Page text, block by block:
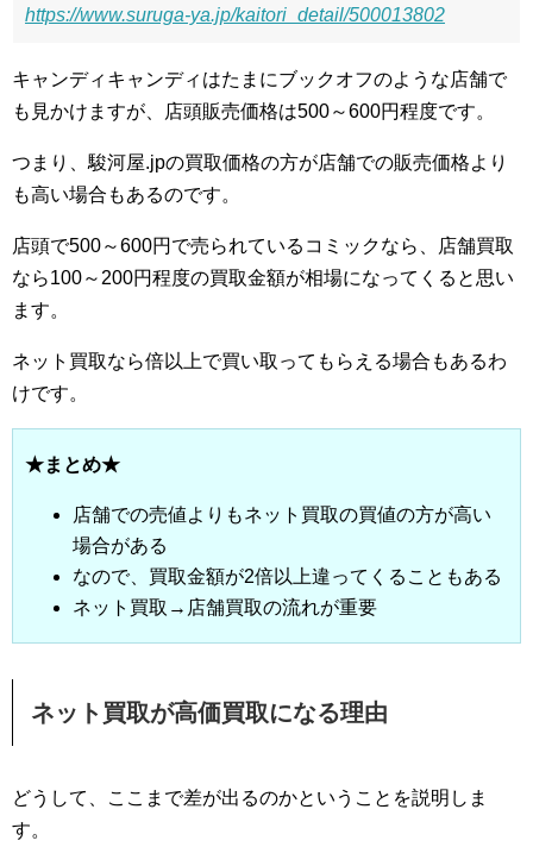
https://www.suruga-ya.jp/kaitori_detail/500013802
キャンディキャンディはたまにブックオフのような店舗で
も見かけますが、店頭販売価格は500～600円程度です。
つまり、駿河屋.jpの買取価格の方が店舗での販売価格より
も高い場合もあるのです。
店頭で500～600円で売られているコミックなら、店舗買取
なら100～200円程度の買取金額が相場になってくると思い
ます。
ネット買取なら倍以上で買い取ってもらえる場合もあるわ
けです。
★まとめ★
店舗での売値よりもネット買取の買値の方が高い
場合がある
なので、買取金額が2倍以上違ってくることもある
ネット買取→店舗買取の流れが重要
ネット買取が高価買取になる理由
どうして、ここまで差が出るのかということを説明しま
す。